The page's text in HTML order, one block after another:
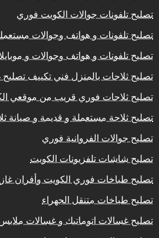
تصليح تلفونات جوالات الكويت فوري
تصليح تلفونات و هواتف وجوالات
تصليح تلفونات و هواتف وجوالات و
تصليح ثلاجات بالمنزل فني تكييف تصليح
تصليح ثلاجات فوري قريب من موقعي
تصليح ثلاجة مستعملة و قديمة و صيانة
تصليح جوالات الفروانية فوري
تصليح شاشات تلفزيونات الكويت
تصليح طباخات فوري الكويت وأفران غاز
تصليح طباخات متنقل الجهراء
تصليح غسالات اتوماتيك و غسالات